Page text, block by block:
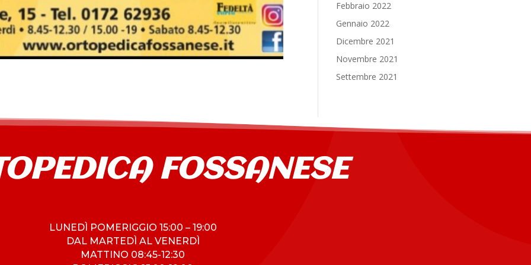
Febbraio 2022
Gennaio 2022
Dicembre 2021
Novembre 2021
Settembre 2021
FOSSANESE
LUNEDÌ POMERIGGIO 15:00 – 19:00
DAL MARTEDÌ AL VENERDÌ
MATTINO 08:45-12:30